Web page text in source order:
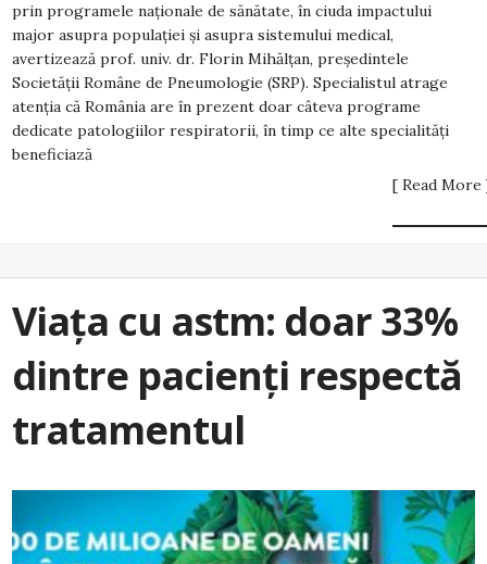
prin programele naționale de sănătate, în ciuda impactului
major asupra populației și asupra sistemului medical,
avertizează prof. univ. dr. Florin Mihălțan, președintele
Societății Române de Pneumologie (SRP). Specialistul atrage
atenția că România are în prezent doar câteva programe
dedicate patologiilor respiratorii, în timp ce alte specialități
beneficiază
[ Read More
Viața cu astm: doar 33%
dintre pacienți respectă
tratamentul